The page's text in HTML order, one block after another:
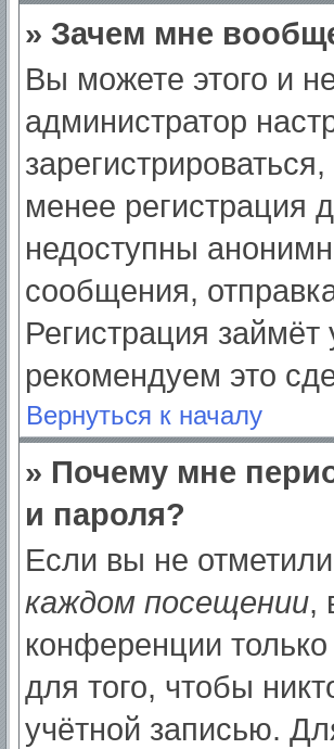
» Зачем мне
Вы можете этого и
администратор
менее регистрация
недоступны
сообщения,
Регистрация
рекомендуем это
Вернуться к началу
» Почему мне
и пароля?
Если вы не
каждом посещении,
конференции
для того, чтобы
учётной записью.